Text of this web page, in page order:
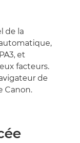
de la
et
facteurs.
de
Canon.